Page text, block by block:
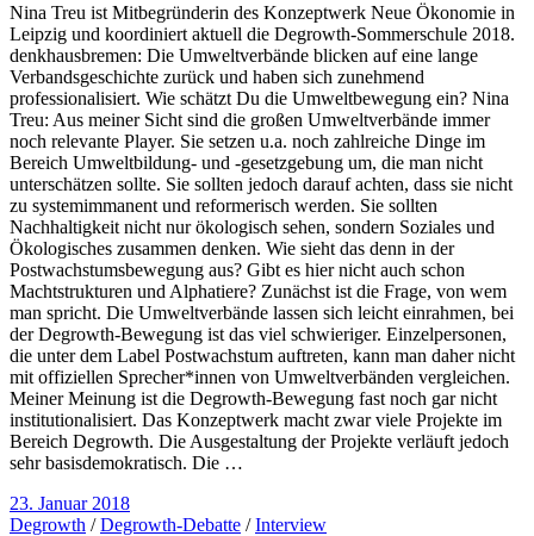
Nina Treu ist Mitbegründerin des Konzeptwerk Neue Ökonomie in
Leipzig und koordiniert aktuell die Degrowth-Sommerschule 2018.
denkhausbremen: Die Umweltverbände blicken auf eine lange
Verbandsgeschichte zurück und haben sich zunehmend
professionalisiert. Wie schätzt Du die Umweltbewegung ein? Nina
Treu: Aus meiner Sicht sind die großen Umweltverbände immer
noch relevante Player. Sie setzen u.a. noch zahlreiche Dinge im
Bereich Umweltbildung- und -gesetzgebung um, die man nicht
unterschätzen sollte. Sie sollten jedoch darauf achten, dass sie nicht
zu systemimmanent und reformerisch werden. Sie sollten
Nachhaltigkeit nicht nur ökologisch sehen, sondern Soziales und
Ökologisches zusammen denken. Wie sieht das denn in der
Postwachstumsbewegung aus? Gibt es hier nicht auch schon
Machtstrukturen und Alphatiere? Zunächst ist die Frage, von wem
man spricht. Die Umweltverbände lassen sich leicht einrahmen, bei
der Degrowth-Bewegung ist das viel schwieriger. Einzelpersonen,
die unter dem Label Postwachstum auftreten, kann man daher nicht
mit offiziellen Sprecher*innen von Umweltverbänden vergleichen.
Meiner Meinung ist die Degrowth-Bewegung fast noch gar nicht
institutionalisiert. Das Konzeptwerk macht zwar viele Projekte im
Bereich Degrowth. Die Ausgestaltung der Projekte verläuft jedoch
sehr basisdemokratisch. Die …
23. Januar 2018
Degrowth /Degrowth-Debatte /Interview